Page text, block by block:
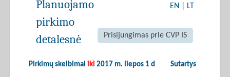
EN LT
Prisijungimas prie CVP IS
Pirkimų skelbimai iki 2017 m. liepos 1 d Sutartys
Planuojamo
pirkimo
detalesnė